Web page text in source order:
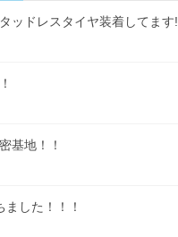
ッドレスタイヤ装着してます!
基地！！
ました！！！